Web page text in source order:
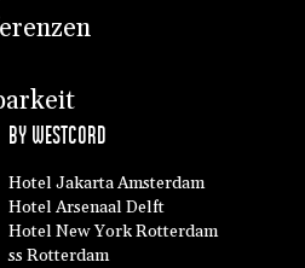
BY WESTCORD
Hotel Jakarta Amsterdam
Hotel Arsenaal Delft
Hotel New York Rotterdam
ss Rotterdam